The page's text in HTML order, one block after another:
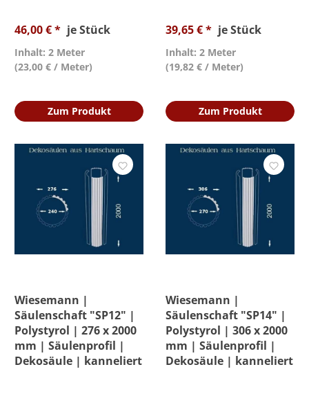
Preis
46,00 € * je Stück
Inhalt: 2 Meter
(23,00 € / Meter)
Zum Produkt
39,65 € * je Stück
Inhalt: 2 Meter
(19,82 € / Meter)
Zum Produkt
Wiesemann |
Säulenschaft "SP12" |
Polystyrol | 276 x 2000
mm | Säulenprofil |
Dekosäule | kanneliert
Wiesemann |
Säulenschaft "SP14" |
Polystyrol | 306 x 2000
mm | Säulenprofil |
Dekosäule | kanneliert